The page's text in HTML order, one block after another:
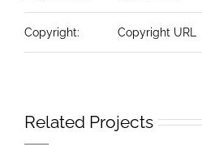
Copyright: Copyright URL
Related Projects